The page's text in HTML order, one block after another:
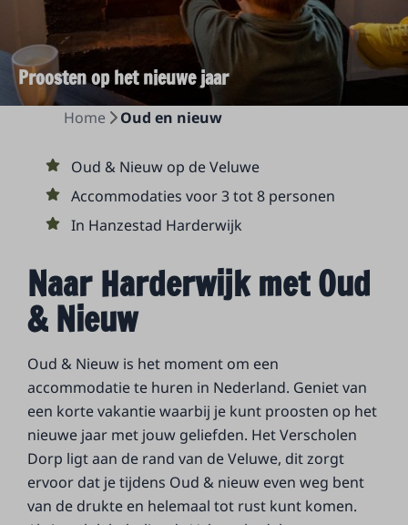
Proosten op het nieuwe jaar
Home Oud en nieuw
Oud & Nieuw op de Veluwe
Accommodaties voor 3 tot 8 personen
In Hanzestad Harderwijk
Naar Harderwijk met Oud
& Nieuw
Oud & Nieuw is het moment om een
accommodatie te huren in Nederland. Geniet van
een korte vakantie waarbij je kunt proosten op het
nieuwe jaar met jouw geliefden. Het Verscholen
Dorp ligt aan de rand van de Veluwe, dit zorgt
ervoor dat je tijdens Oud & nieuw even weg bent
van de drukte en helemaal tot rust kunt komen.